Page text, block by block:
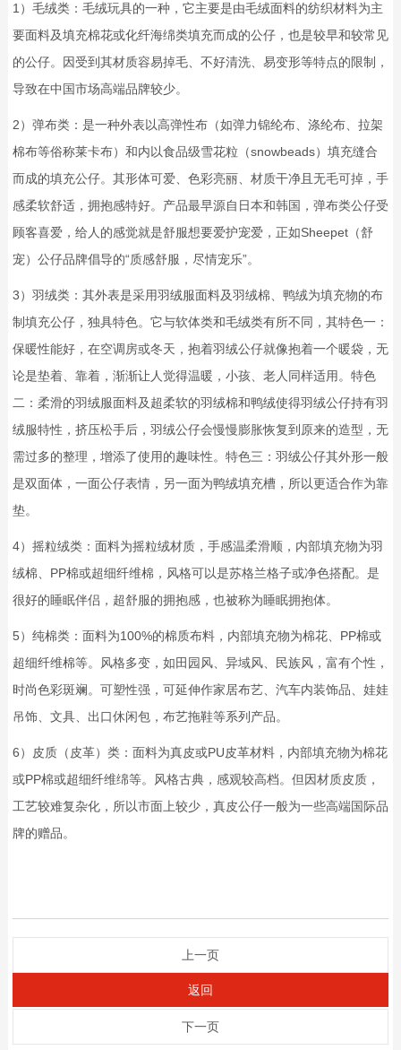
1）毛绒类：毛绒玩具的一种，它主要是由毛绒面料的纺织材料为主
要面料及填充棉花或化纤海绵类填充而成的公仔，也是较早和较常见
的公仔。因受到其材质容易掉毛、不好清洗、易变形等特点的限制，
导致在中国市场高端品牌较少。
2）弹布类：是一种外表以高弹性布（如弹力锦纶布、涤纶布、拉架
棉布等俗称莱卡布）和内以食品级雪花粒（snowbeads）填充缝合
而成的填充公仔。其形体可爱、色彩亮丽、材质干净且无毛可掉，手
感柔软舒适，拥抱感特好。产品最早源自日本和韩国，弹布类公仔受
顾客喜爱，给人的感觉就是舒服想要爱护宠爱，正如Sheepet（舒
宠）公仔品牌倡导的“质感舒服，尽情宠乐”。
3）羽绒类：其外表是采用羽绒服面料及羽绒棉、鸭绒为填充物的布
制填充公仔，独具特色。它与软体类和毛绒类有所不同，其特色一：
保暖性能好，在空调房或冬天，抱着羽绒公仔就像抱着一个暖袋，无
论是垫着、靠着，渐渐让人觉得温暖，小孩、老人同样适用。特色
二：柔滑的羽绒服面料及超柔软的羽绒棉和鸭绒使得羽绒公仔持有羽
绒服特性，挤压松手后，羽绒公仔会慢慢膨胀恢复到原来的造型，无
需过多的整理，增添了使用的趣味性。特色三：羽绒公仔其外形一般
是双面体，一面公仔表情，另一面为鸭绒填充槽，所以更适合作为靠
垫。
4）摇粒绒类：面料为摇粒绒材质，手感温柔滑顺，内部填充物为羽
绒棉、PP棉或超细纤维棉，风格可以是苏格兰格子或净色搭配。是
很好的睡眠伴侣，超舒服的拥抱感，也被称为睡眠拥抱体。
5）纯棉类：面料为100%的棉质布料，内部填充物为棉花、PP棉或
超细纤维棉等。风格多变，如田园风、异域风、民族风，富有个性，
时尚色彩斑斓。可塑性强，可延伸作家居布艺、汽车内装饰品、娃娃
吊饰、文具、出口休闲包，布艺拖鞋等系列产品。
6）皮质（皮革）类：面料为真皮或PU皮革材料，内部填充物为棉花
或PP棉或超细纤维绵等。风格古典，感观较高档。但因材质皮质，
工艺较难复杂化，所以市面上较少，真皮公仔一般为一些高端国际品
牌的赠品。
上一页
返回
下一页